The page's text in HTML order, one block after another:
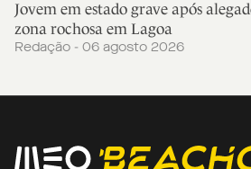
Jovem em estado grave após
zona rochosa em Lagoa
Redação - 06 agosto 2026